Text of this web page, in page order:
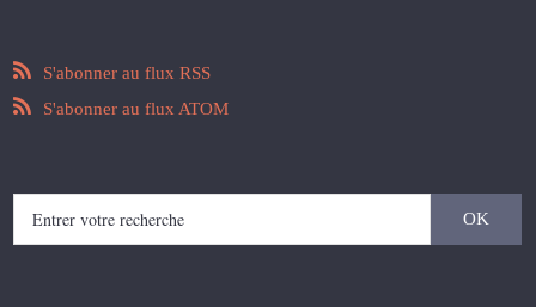
S'abonner au flux RSS
S'abonner au flux ATOM